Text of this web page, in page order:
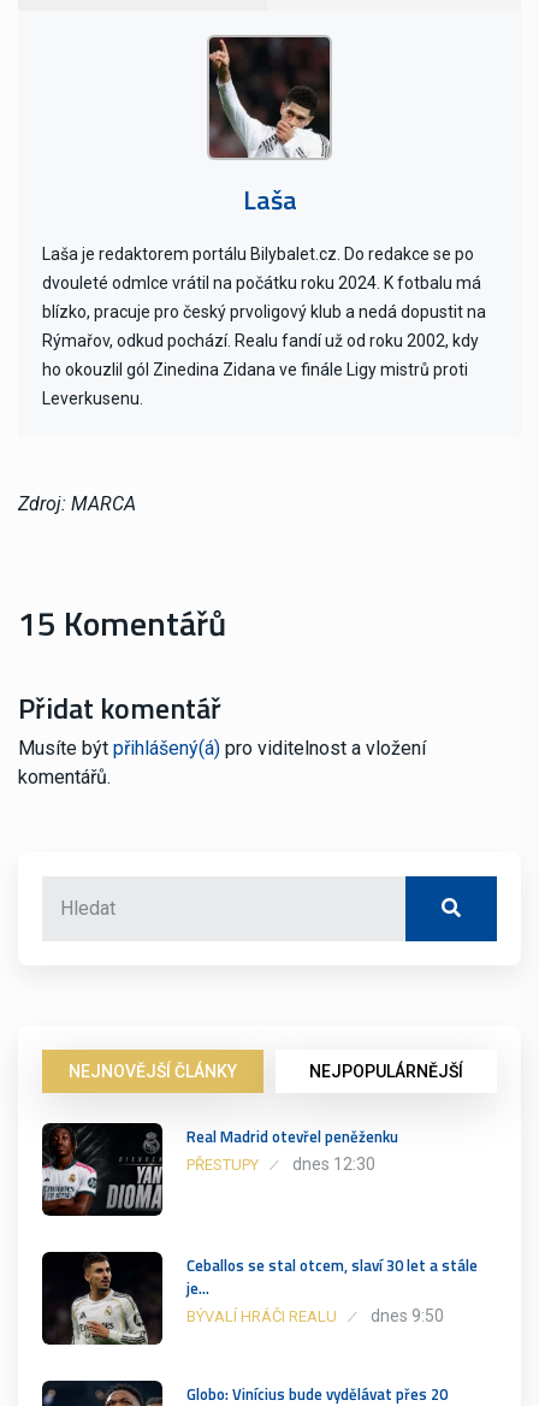
Laša
Laša je redaktorem portálu Bilybalet.cz. Do redakce se po
dvouleté odmlce vrátil na počátku roku 2024. K fotbalu má
blízko, pracuje pro český prvoligový klub a nedá dopustit na
Rýmařov, odkud pochází. Realu fandí už od roku 2002, kdy
ho okouzlil gól Zinedina Zidana ve finále Ligy mistrů proti
Leverkusenu.
Zdroj: MARCA
15 Komentářů
Přidat komentář
Musíte být přihlášený(á) pro viditelnost a vložení
komentářů.
NEJNOVĚJŠÍ ČLÁNKY NEJPOPULÁRNĚJŠÍ
Real Madrid otevřel peněženku
PŘESTUPY dnes 12:30
Ceballos se stal otcem, slaví 30 let a stále
je…
BÝVALÍ HRÁČI REALU dnes 9:50
Globo: Vinícius bude vydělávat přes 20